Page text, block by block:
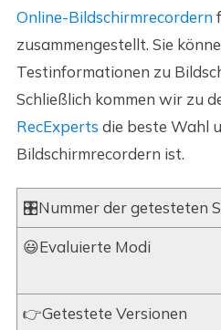
Online-Bildschirmrecordern
zusammengestellt. Sie
Testinformationen zu
Schließlich kommen wir zu
RecExperts die beste Wahl
Bildschirmrecordern ist.
🎛️Nummer der getesteten
😃Evaluierte Modi
👉Getestete Versionen